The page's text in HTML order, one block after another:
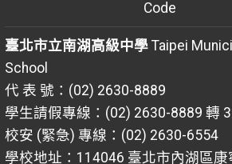
臺北市立南湖高級中學Taipei
School
代 表 號：(02) 2630-8889
學生請假專線：(02) 2630-8889 轉
校安 (緊急) 專線：(02) 2630-6554
學校地址：114046 臺北市內湖區康